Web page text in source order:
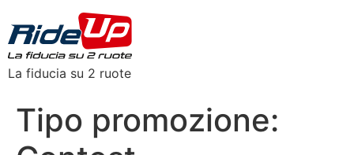
La fiducia su 2 ruote
Tipo promozione: